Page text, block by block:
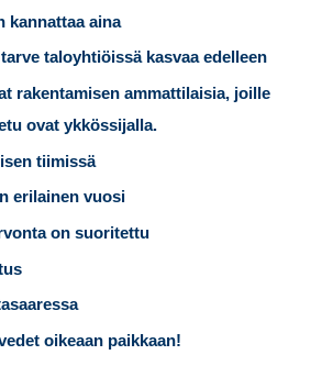
kannattaa aina
taloyhtiöissä kasvaa edelleen
rakentamisen ammattilaisia, joille
ovat ykkössijalla.
tiimissä
erilainen vuosi
on suoritettu
oikeaan paikkaan!